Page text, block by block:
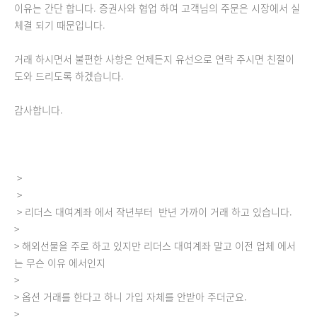
이유는 간단 합니다. 증권사와 협업 하여 고객님의 주문은 시장에서 실
체결 되기 때문입니다.
거래 하시면서 불편한 사항은 언제든지 유선으로 연락 주시면 친절이
도와 드리도록 하겠습니다.
감사합니다.
>
>
> 리더스 대여계좌 에서 작년부터 반년 가까이 거래 하고 있습니다.
>
> 해외선물을 주로 하고 있지만 리더스 대여계좌 말고 이전 업체 에서
는 무슨 이유 에서인지
>
> 옵션 거래를 한다고 하니 가입 자체를 안받아 주더군요.
>